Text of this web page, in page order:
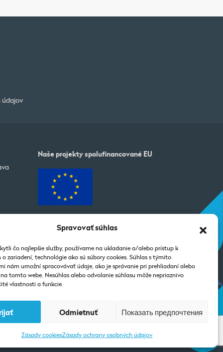
Spravovať súhlas
čo najlepšie služby, používame na ukladanie a/alebo prístup k
zariadení, technológie ako sú súbory cookies. Súhlas s týmito
nám umožní spracovávať údaje, ako je správanie pri prehliadaní alebo
tomto webe. Nesúhlas alebo odvolanie súhlasu môže nepriaznivo
vlastnosti a funkcie.
Odmietnuť Показать предпочтения
Zásady cookiesZásady ochrany osobných údajov
údajov
Naše projekty spolufinancované EU